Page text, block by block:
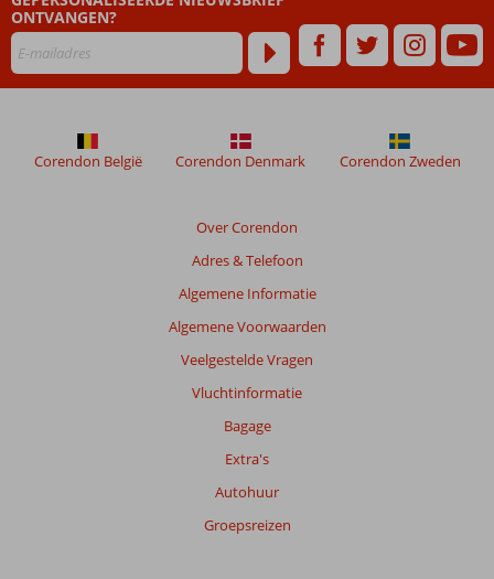
mogelijk
ONTVANGEN?
Over Corendon
Adres & Telefoon
Algemene Informatie
Algemene Voorwaarden
Veelgestelde Vragen
Vluchtinformatie
Bagage
Extra's
Autohuur
Groepsreizen
Corendon België Corendon Denmark Corendon Zweden